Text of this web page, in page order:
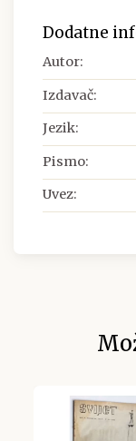
Dodatne
Autor:
Izdavač:
Jezik:
Pismo:
Uvez: